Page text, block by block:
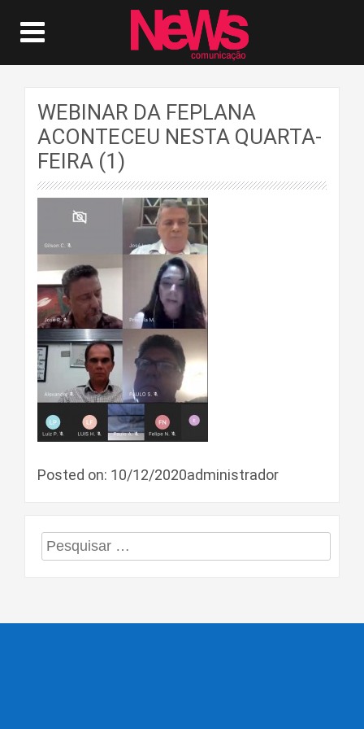
WEBINAR DA FEPLANA
ACONTECEU NESTA QUARTA-
FEIRA (1)
Posted on: 10/12/2020administrador
Pesquisar
por: